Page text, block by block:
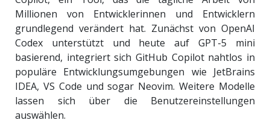
Millionen von Entwicklerinnen und Entwicklern
grundlegend verändert hat. Zunächst von OpenAI
Codex unterstützt und heute auf GPT-5 mini
basierend, integriert sich GitHub Copilot nahtlos in
populäre Entwicklungsumgebungen wie JetBrains
IDEA, VS Code und sogar Neovim. Weitere Modelle
lassen sich über die Benutzereinstellungen
auswählen.